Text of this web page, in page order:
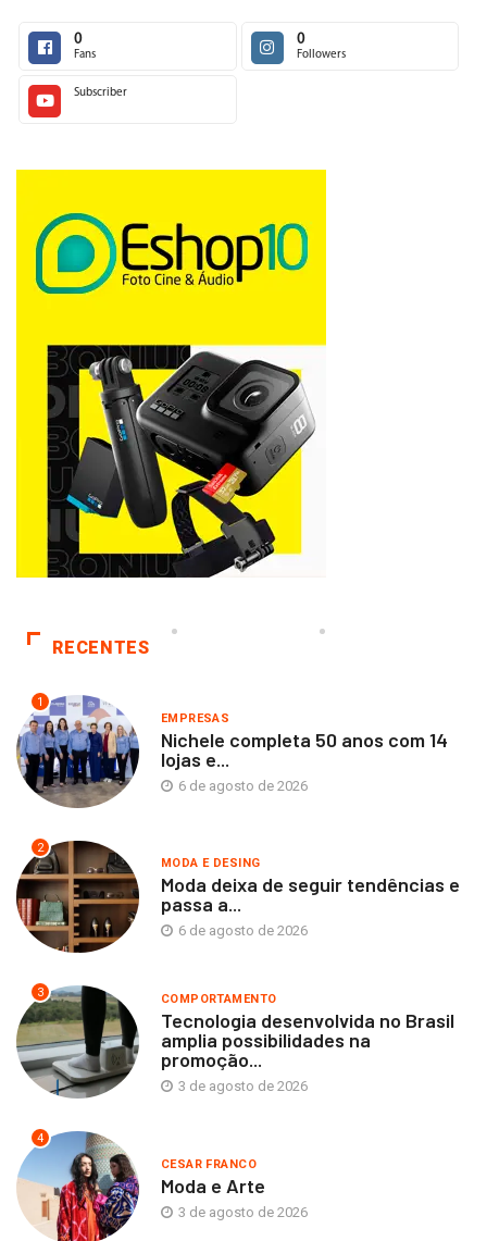
0
Fans
0
Followers
Subscriber
RECENTES
1
EMPRESAS
Nichele completa 50 anos com 14
lojas e...
6 de agosto de 2026
2
MODA E DESING
Moda deixa de seguir tendências e
passa a...
6 de agosto de 2026
3 COMPORTAMENTO
Tecnologia desenvolvida no Brasil
amplia possibilidades na
promoção...
3 de agosto de 2026
4
CESAR FRANCO
Moda e Arte
3 de agosto de 2026